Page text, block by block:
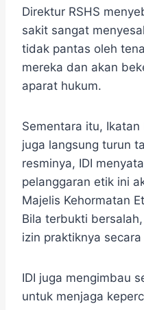
Direktur RSHS
sakit sangat
tidak pantas oleh
mereka dan akan
aparat hukum.
Sementara itu, Ikatan
juga langsung turun
resminya, IDI
pelanggaran etik ini
Majelis Kehormatan
Bila terbukti
izin praktiknya
IDI juga mengimbau
untuk menjaga